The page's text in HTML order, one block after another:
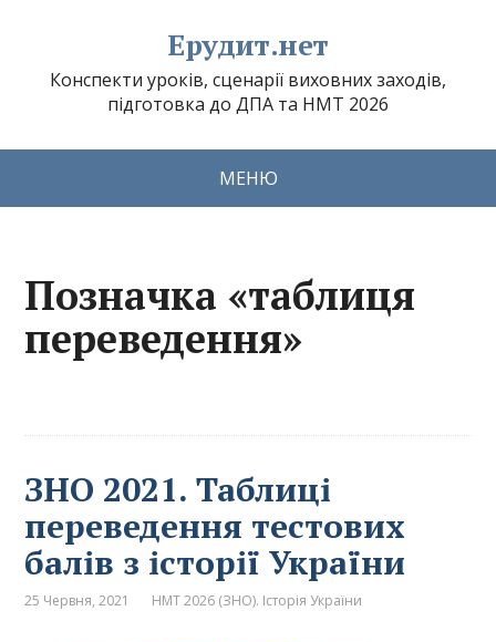
Ерудит.нет
Конспекти уроків, сценарії виховних заходів,
підготовка до ДПА та НМТ 2026
МЕНЮ
Позначка «таблиця
переведення»
ЗНО 2021. Таблиці
переведення тестових
балів з історії України
25 Червня, 2021 НМТ 2026 (ЗНО). Історія України